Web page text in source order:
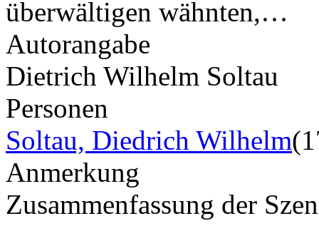
überwältigen wähnten,…
Autorangabe
Dietrich Wilhelm Soltau
Personen
Soltau, Diedrich Wilhelm
Anmerkung
Zusammenfassung der